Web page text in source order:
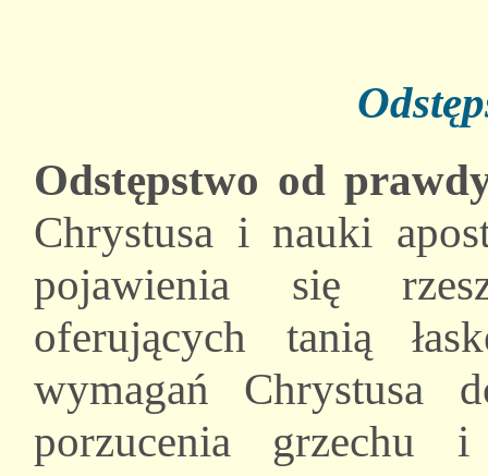
Odstępstwo od
Chrystusa i nauki
pojawienia się
oferujących tanią
wymagań Chrystusa
porzucenia